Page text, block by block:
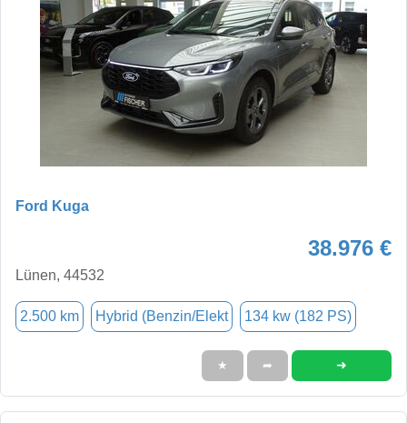
Ford Kuga
38.976 €
Lünen, 44532
2.500 km Hybrid (Benzin/Elekt 134 kw (182 PS)
★ ➦ ➜